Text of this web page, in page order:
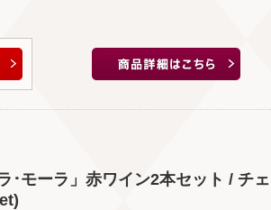
･モーラ」赤ワイン2本セット / チェ